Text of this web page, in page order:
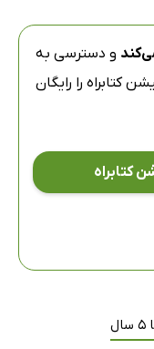
و دسترسی به
کتابراه را رایگان
کتابراه